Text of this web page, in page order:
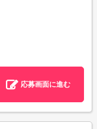
応募画面に進む